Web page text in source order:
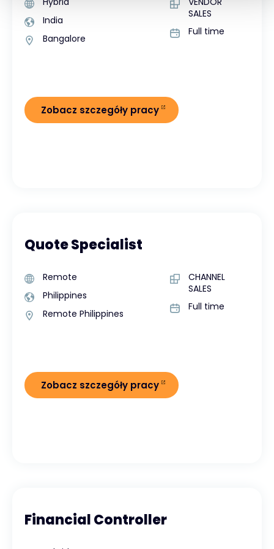
India
Bangalore
SALES
Full time
Zobacz szczegóły pracy
Quote Specialist
Remote
Philippines
Remote Philippines
CHANNEL
SALES
Full time
Zobacz szczegóły pracy
Financial Controller